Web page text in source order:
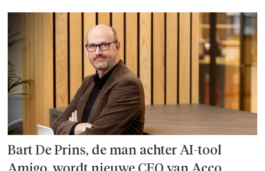
Bart De Prins, de man achter AI-tool